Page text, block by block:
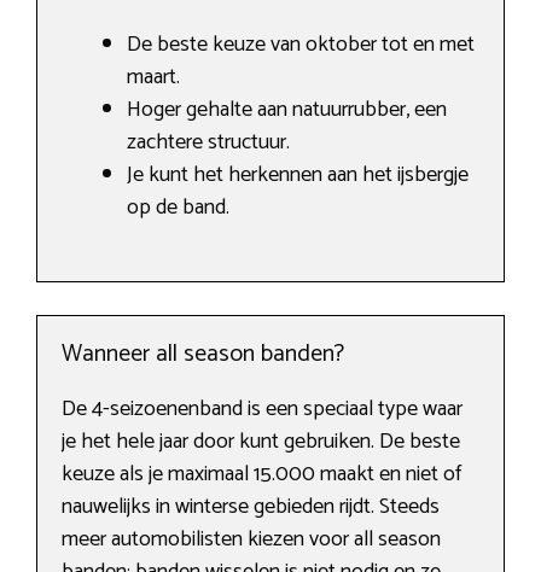
De beste keuze van oktober tot en met
maart.
Hoger gehalte aan natuurrubber, een
zachtere structuur.
Je kunt het herkennen aan het ijsbergje
op de band.
Wanneer all season banden?
De 4-seizoenenband is een speciaal type waar
je het hele jaar door kunt gebruiken. De beste
keuze als je maximaal 15.000 maakt en niet of
nauwelijks in winterse gebieden rijdt. Steeds
meer automobilisten kiezen voor all season